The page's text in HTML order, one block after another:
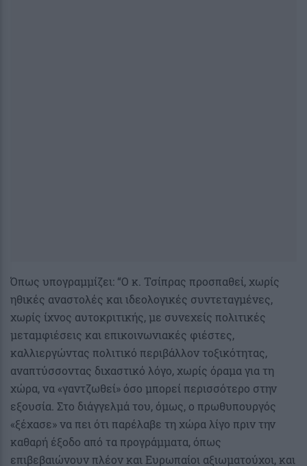
Όπως υπογραμμίζει: “Ο κ. Τσίπρας προσπαθεί, χωρίς
ηθικές αναστολές και ιδεολογικές συντεταγμένες,
χωρίς ίχνος αυτοκριτικής, με συνεχείς πολιτικές
μεταμφιέσεις και επικοινωνιακές φιέστες,
καλλιεργώντας πολιτικό περιβάλλον τοξικότητας,
αναπτύσσοντας διχαστικό λόγο, χωρίς όραμα για τη
χώρα, να «γαντζωθεί» όσο μπορεί περισσότερο στην
εξουσία. Στο διάγγελμά του, όμως, ο πρωθυπουργός
«ξέχασε» να πει ότι παρέλαβε τη χώρα λίγο πριν την
καθαρή έξοδο από τα προγράμματα, όπως
επιβεβαιώνουν πλέον και Ευρωπαίοι αξιωματούχοι, και